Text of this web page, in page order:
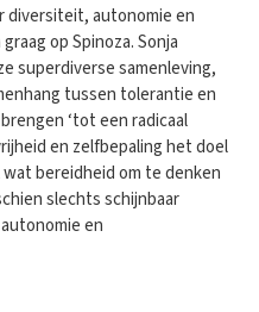
diversiteit, autonomie en
op Spinoza. Sonja
superdiverse samenleving,
tussen tolerantie en
‘tot een radicaal
en zelfbepaling het doel
bereidheid om te denken
slechts schijnbaar
en